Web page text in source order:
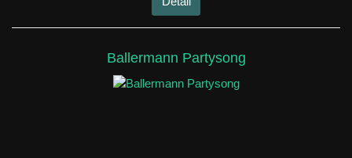
Ballermann Partysong